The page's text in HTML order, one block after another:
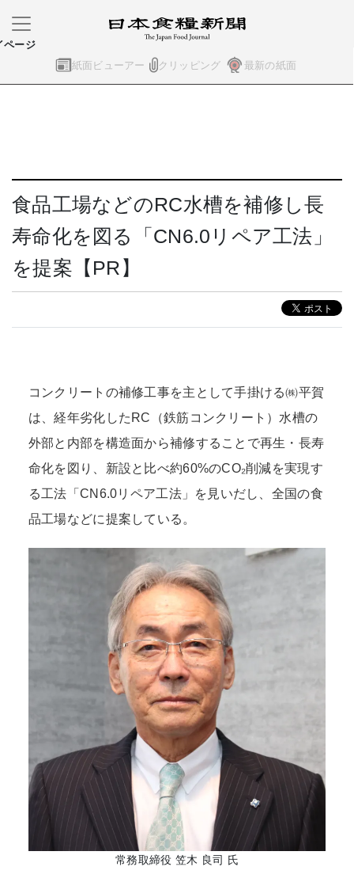
紙面ビューアー クリッピング 最新の紙面
ページ
食品工場などのRC水槽を補修し長
寿命化を図る「CN6.0リペア工法」
を提案【PR】
コンクリートの補修工事を主として手掛ける㈱平賀
は、経年劣化したRC（鉄筋コンクリート）水槽の
外部と内部を構造面から補修することで再生・長寿
命化を図り、新設と比べ約60%のCO₂削減を実現す
る工法「CN6.0リペア工法」を見いだし、全国の食
品工場などに提案している。
常務取締役 笠木 良司 氏